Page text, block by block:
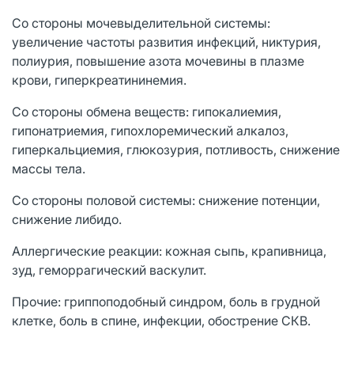
Со стороны мочевыделительной системы:
увеличение частоты развития инфекций, никтурия,
полиурия, повышение азота мочевины в плазме
крови, гиперкреатининемия.
Со стороны обмена веществ: гипокалиемия,
гипонатриемия, гипохлоремический алкалоз,
гиперкальциемия, глюкозурия, потливость, снижение
массы тела.
Со стороны половой системы: снижение потенции,
снижение либидо.
Аллергические реакции: кожная сыпь, крапивница,
зуд, геморрагический васкулит.
Прочие: гриппоподобный синдром, боль в грудной
клетке, боль в спине, инфекции, обострение СКВ.